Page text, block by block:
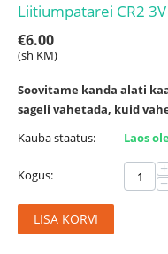
Liitiumpatarei CR2
€6.00
(sh KM)
Soovitame kanda alati
sageli vahetada, kuid
Kauba staatus:
Laos
Kogus: +
−
LISA KORVI